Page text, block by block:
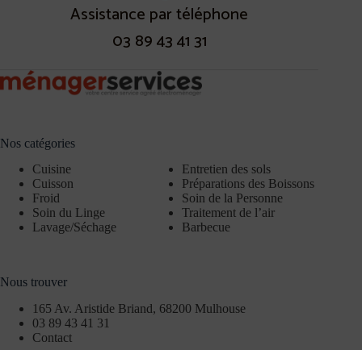
Assistance par téléphone
03 89 43 41 31
Nos catégories
Cuisine
Cuisson
Froid
Soin du Linge
Lavage/Séchage
Entretien des sols
Préparations des Boissons
Soin de la Personne
Traitement de l’air
Barbecue
Nous trouver
165 Av. Aristide Briand, 68200 Mulhouse
03 89 43 41 31
Contact